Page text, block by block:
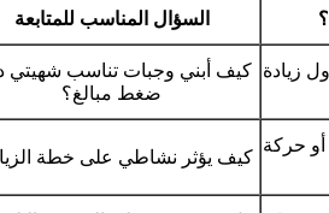
السؤال المناسب للمتابعة
زيادة
كيف أبني وجبات تناسب شهيتي
ضغط مبالغ؟
حركة
كيف يؤثر نشاطي على خطة